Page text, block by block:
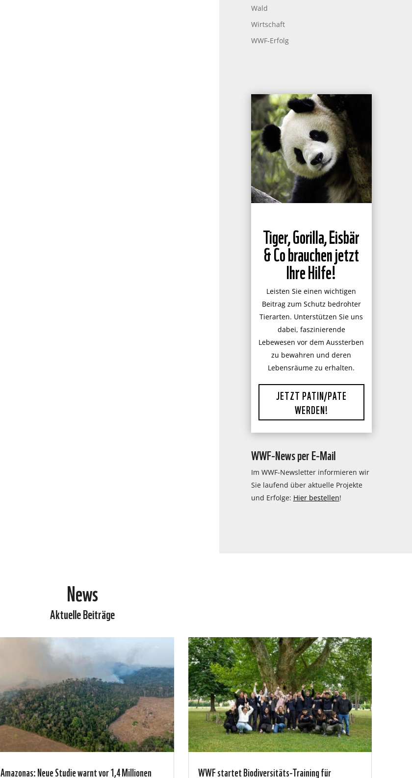
Wald
Wirtschaft
WWF-Erfolg
Tiger, Gorilla, Eisbär
& Co brauchen jetzt
Ihre Hilfe!
Leisten Sie einen wichtigen
Beitrag zum Schutz bedrohter
Tierarten. Unterstützen Sie uns
dabei, faszinierende
Lebewesen vor dem Aussterben
zu bewahren und deren
Lebensräume zu erhalten.
JETZT PATIN/PATE
WERDEN!
WWF-News per E-Mail
Im WWF-Newsletter informieren wir
Sie laufend über aktuelle Projekte
und Erfolge: Hier bestellen!
News
Aktuelle Beiträge
Amazonas: Neue Studie warnt vor 1,4 Millionen WWF startet Biodiversitäts-Training für